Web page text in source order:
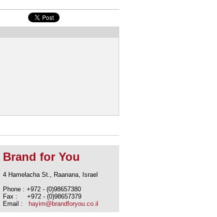
Brand for You
4 Hamelacha St., Raanana, Israel
Phone : +972 - (0)98657380
Fax : +972 - (0)98657379
Email :
hayim@brandforyou.co.il